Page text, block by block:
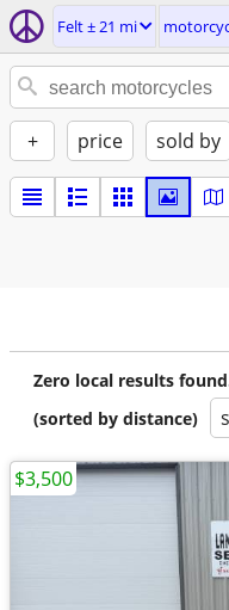
Felt ± 21 mi
+ price sold by
Zero local results
(sorted by distance)
$3,500